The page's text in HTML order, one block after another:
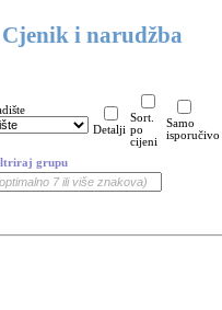
i narudžba
Detalji
Sort.
po
cijeni
Samo
isporučivo
grupu